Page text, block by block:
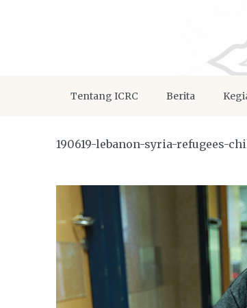
Tentang ICRC Berita
190619-lebanon-syria-refugees-